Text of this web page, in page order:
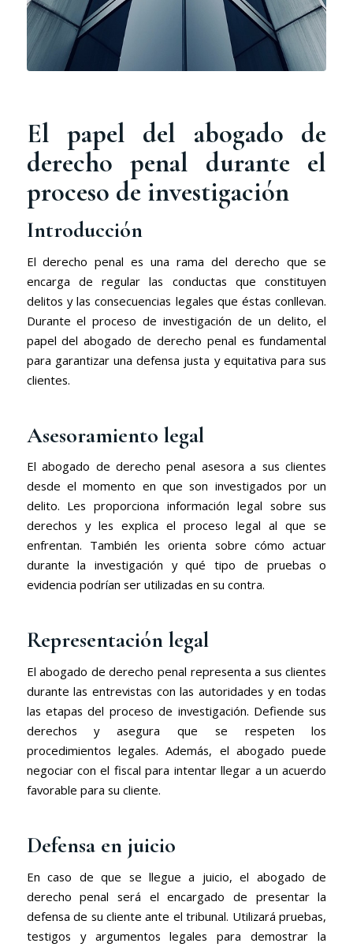
El papel del abogado de
derecho penal durante el
proceso de investigación
Introducción
El derecho penal es una rama del derecho que se
encarga de regular las conductas que constituyen
delitos y las consecuencias legales que éstas conllevan.
Durante el proceso de investigación de un delito, el
papel del abogado de derecho penal es fundamental
para garantizar una defensa justa y equitativa para sus
clientes.
Asesoramiento legal
El abogado de derecho penal asesora a sus clientes
desde el momento en que son investigados por un
delito. Les proporciona información legal sobre sus
derechos y les explica el proceso legal al que se
enfrentan. También les orienta sobre cómo actuar
durante la investigación y qué tipo de pruebas o
evidencia podrían ser utilizadas en su contra.
Representación legal
El abogado de derecho penal representa a sus clientes
durante las entrevistas con las autoridades y en todas
las etapas del proceso de investigación. Defiende sus
derechos y asegura que se respeten los
procedimientos legales. Además, el abogado puede
negociar con el fiscal para intentar llegar a un acuerdo
favorable para su cliente.
Defensa en juicio
En caso de que se llegue a juicio, el abogado de
derecho penal será el encargado de presentar la
defensa de su cliente ante el tribunal. Utilizará pruebas,
testigos y argumentos legales para demostrar la